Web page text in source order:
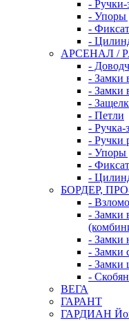
-
- Упоры
-
-
АРСЕНАЛ /
-
- Замки
- Замки
-
- Петли
- Ручка-
- Ручки
- Упоры
-
-
БОРДЕР,
-
- Замки
- Замки
- Замки
- Замки
-
ВЕГА
ГАРАНТ
ГАРДИАН